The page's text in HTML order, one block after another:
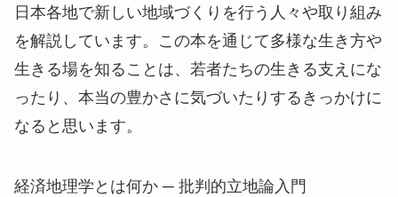
日本各地で新しい地域づくりを行う人々や取り組み
を解説しています。この本を通じて多様な生き方や
生きる場を知ることは、若者たちの生きる支えにな
ったり、本当の豊かさに気づいたりするきっかけに
なると思います。
経済地理学とは何か ─ 批判的立地論入門